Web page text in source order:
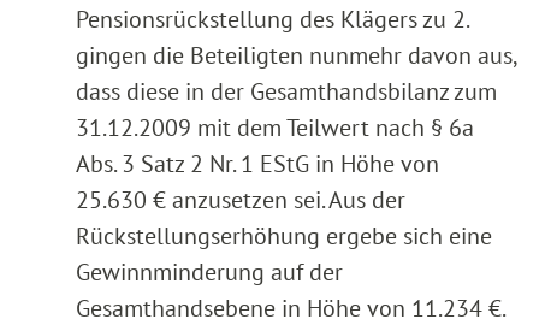
Pensionsrückstellung des Klägers zu 2.
gingen die Beteiligten nunmehr davon aus,
dass diese in der Gesamthandsbilanz zum
31.12.2009 mit dem Teilwert nach § 6a
Abs. 3 Satz 2 Nr. 1 EStG in Höhe von
25.630 € anzusetzen sei. Aus der
Rückstellungserhöhung ergebe sich eine
Gewinnminderung auf der
Gesamthandsebene in Höhe von 11.234 €.